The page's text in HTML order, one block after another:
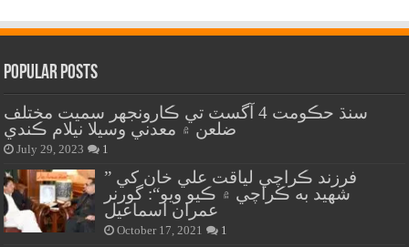
Popular Posts
سنڌ حڪومت 4 آگسٽ تي ڪارونجهر سميت مختلف
ضلعن ۾ معدني وسيلا نيلام ڪندي
July 29, 2023 1
” فرزند ڪراچي لياقت علي خان کي
شهيد به ڪراچي ۾ ڪيو ويو“: گورنر
عمران اسماعيل
October 17, 2021 1